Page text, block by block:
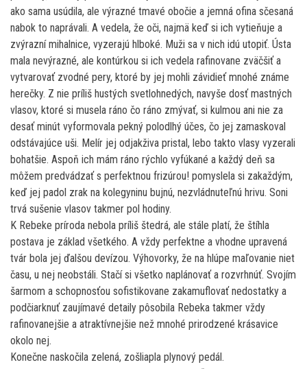
ako sama usúdila, ale výrazné tmavé obočie a jemná ofina sčesaná
nabok to naprávali. A vedela, že oči, najmä keď si ich vytieňuje a
zvýrazní mihalnice, vyzerajú hlboké. Muži sa v nich idú utopiť. Ústa
mala nevýrazné, ale kontúrkou si ich vedela rafinovane zväčšiť a
vytvarovať zvodné pery, ktoré by jej mohli závidieť mnohé známe
herečky. Z nie príliš hustých svetlohnedých, navyše dosť mastných
vlasov, ktoré si musela ráno čo ráno zmývať, si kulmou ani nie za
desať minút vyformovala pekný polodlhý účes, čo jej zamaskoval
odstávajúce uši. Melír jej odjakživa pristal, lebo takto vlasy vyzerali
bohatšie. Aspoň ich mám ráno rýchlo vyfúkané a každý deň sa
môžem predvádzať s perfektnou frizúrou! pomyslela si zakaždým,
keď jej padol zrak na kolegyninu bujnú, nezvládnuteľnú hrivu. Soni
trvá sušenie vlasov takmer pol hodiny.
K Rebeke príroda nebola príliš štedrá, ale stále platí, že štíhla
postava je základ všetkého. A vždy perfektne a vhodne upravená
tvár bola jej ďalšou devízou. Výhovorky, že na hlúpe maľovanie niet
času, u nej neobstáli. Stačí si všetko naplánovať a rozvrhnúť. Svojím
šarmom a schopnosťou sofistikovane zakamuflovať nedostatky a
podčiarknuť zaujímavé detaily pôsobila Rebeka takmer vždy
rafinovanejšie a atraktívnejšie než mnohé prirodzené krásavice
okolo nej.
Konečne naskočila zelená, zošliapla plynový pedál.